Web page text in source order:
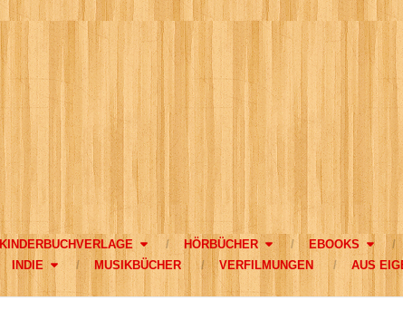
KINDERBUCHVERLAGE HÖRBÜCHER EBOOKS
INDIE MUSIKBÜCHER VERFILMUNGEN AUS